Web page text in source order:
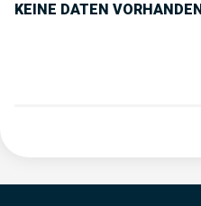
KEINE DATEN VORHANDEN